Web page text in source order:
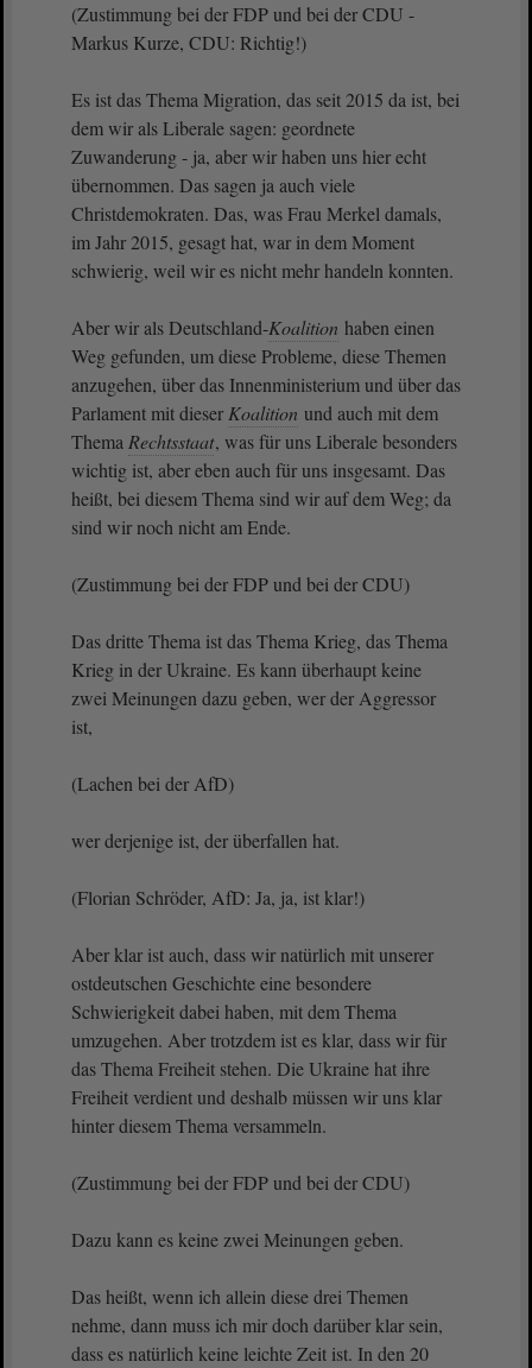
(Zustimmung bei der FDP und bei der CDU -
Markus Kurze, CDU: Richtig!)
Es ist das Thema Migration, das seit 2015 da ist, bei
dem wir als Liberale sagen: geordnete
Zuwanderung - ja, aber wir haben uns hier echt
übernommen. Das sagen ja auch viele
Christdemokraten. Das, was Frau Merkel damals,
im Jahr 2015, gesagt hat, war in dem Moment
schwierig, weil wir es nicht mehr handeln konnten.
Aber wir als Deutschland-Koalition haben einen
Weg gefunden, um diese Probleme, diese Themen
anzugehen, über das Innenministerium und über das
Parlament mit dieser Koalition und auch mit dem
Thema Rechtsstaat, was für uns Liberale besonders
wichtig ist, aber eben auch für uns insgesamt. Das
heißt, bei diesem Thema sind wir auf dem Weg; da
sind wir noch nicht am Ende.
(Zustimmung bei der FDP und bei der CDU)
Das dritte Thema ist das Thema Krieg, das Thema
Krieg in der Ukraine. Es kann überhaupt keine
zwei Meinungen dazu geben, wer der Aggressor
ist,
(Lachen bei der AfD)
wer derjenige ist, der überfallen hat.
(Florian Schröder, AfD: Ja, ja, ist klar!)
Aber klar ist auch, dass wir natürlich mit unserer
ostdeutschen Geschichte eine besondere
Schwierigkeit dabei haben, mit dem Thema
umzugehen. Aber trotzdem ist es klar, dass wir für
das Thema Freiheit stehen. Die Ukraine hat ihre
Freiheit verdient und deshalb müssen wir uns klar
hinter diesem Thema versammeln.
(Zustimmung bei der FDP und bei der CDU)
Dazu kann es keine zwei Meinungen geben.
Das heißt, wenn ich allein diese drei Themen
nehme, dann muss ich mir doch darüber klar sein,
dass es natürlich keine leichte Zeit ist. In den 20